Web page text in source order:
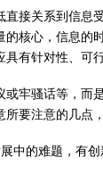
接关系到信
核心，信息
有针对性、可行
牢骚话等，
要注意的几点
中的难题，有